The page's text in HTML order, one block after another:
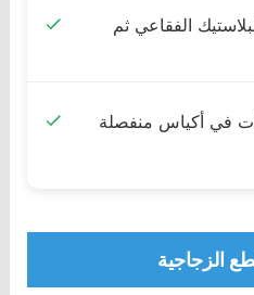
الفقاعي ثم
في أكياس منفصلة
الزجاجية